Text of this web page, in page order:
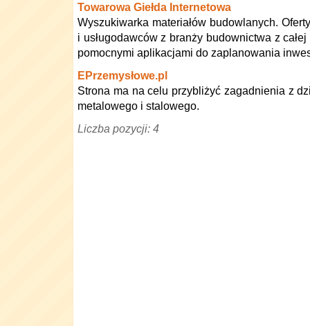
Towarowa Giełda Internetowa
Wyszukiwarka materiałów budowlanych.
i usługodawców z branży budownictwa z
pomocnymi aplikacjami do zaplanowania
EPrzemysłowe.pl
Strona ma na celu przybliżyć zagadnienia z
metalowego i stalowego.
Liczba pozycji: 4